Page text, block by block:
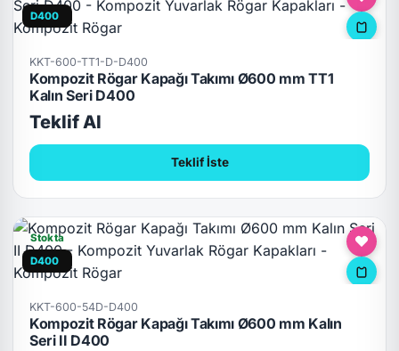
D400
KKT-600-TT1-D-D400
Kompozit Rögar Kapağı Takımı Ø600 mm TT1
Kalın Seri D400
Teklif Al
Teklif İste
Stokta
D400
KKT-600-54D-D400
Kompozit Rögar Kapağı Takımı Ø600 mm Kalın
Seri II D400